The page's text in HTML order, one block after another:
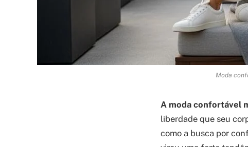
Moda
A moda confortável
liberdade que seu
como a busca por